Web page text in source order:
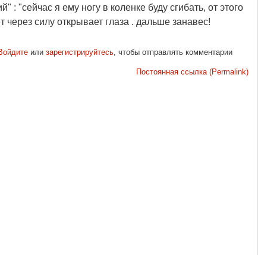
"сейчас я ему ногу в коленке буду сгибать, от этого
через силу открывает глаза . дальше занавес!
или зарегистрируйтесь, чтобы отправлять комментарии
Постоянная ссылка (Permalink)